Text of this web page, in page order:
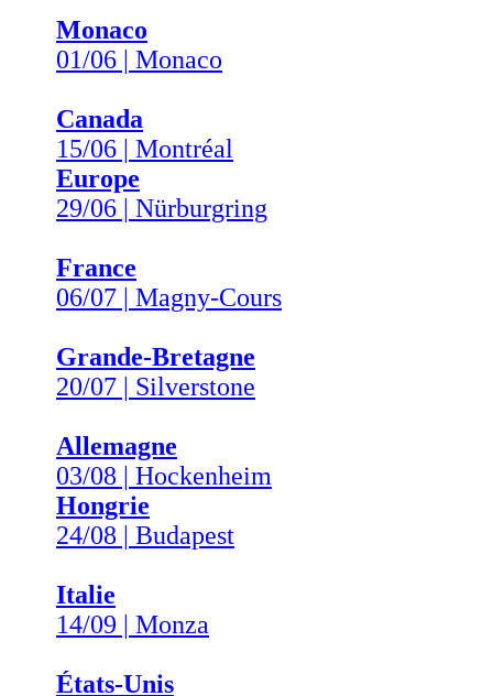
Monaco
01/06 | Monaco
Canada
15/06 | Montréal
Europe
29/06 | Nürburgring
France
06/07 | Magny-Cours
Grande-Bretagne
20/07 | Silverstone
Allemagne
03/08 | Hockenheim
Hongrie
24/08 | Budapest
Italie
14/09 | Monza
États-Unis